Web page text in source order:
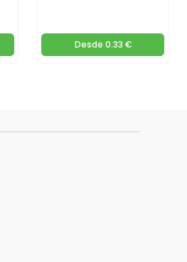
Desde 0.33 €